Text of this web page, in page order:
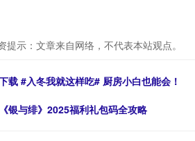
提示：文章来自网络，不代表本站观点。
载 #入冬我就这样吃# 厨房小白也能会！
银与绯》2025福利礼包码全攻略